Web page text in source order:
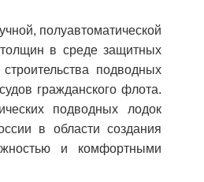
полуавтоматической
толщин в среде защитных
подводных
гражданского флота.
подводных лодок
в области создания
и комфортными